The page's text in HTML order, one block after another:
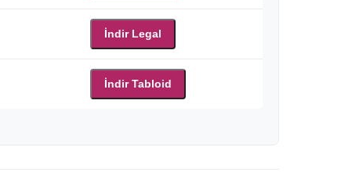
İndir Legal
İndir Tabloid